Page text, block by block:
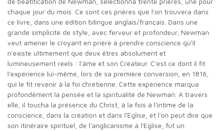
chaque jour du mois. Ce sont ces prières que l'on trouvera dans
ce livre, dans une édition bilingue anglais/français. Dans une
grande simplicité de style, avec ferveur et profondeur, Newman
veut amener le croyant en prière à prendre conscience qu'il
n'existe ultimement que deux êtres absolument et
lumineusement réels : l'âme et son Créateur. C'est ce dont il fit
l'expérience lui-même, lors de sa première conversion, en 1816,
qui le fit revenir à la foi chrétienne. Cette expérience marqua
profondément la pensée et la spiritualité de Newman. A travers
elle, il toucha la présence du Christ, à la fois à l'intime de la
conscience, dans la création et dans l'Eglise, et l'on peut dire que
son itinéraire spirituel, de l'anglicanisme à l'Eglise, fut un